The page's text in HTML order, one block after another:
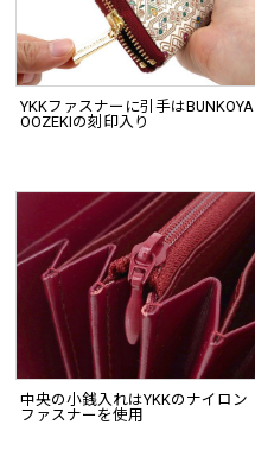
YKKファスナーに引手はBUNKOYA
OOZEKIの刻印入り
中央の小銭入れはYKKのナイロン
ファスナーを使用